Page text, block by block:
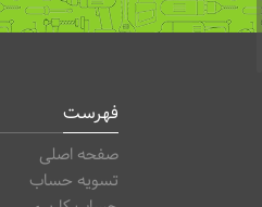
فهرست
صفحه اصلی
تسویه حساب